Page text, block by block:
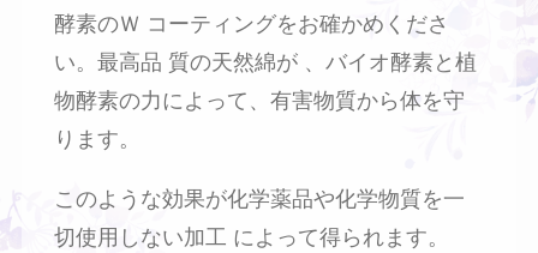
酵素のＷ コーティングをお確かめくださ
い。最高品 質の天然綿が 、バイオ酵素と植
物酵素の力によって、有害物質から体を守
ります。
このような効果が化学薬品や化学物質を一
切使用しない加工 によって得られます。